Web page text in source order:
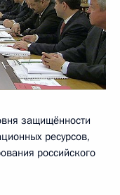
защищённости
ресурсов,
российского